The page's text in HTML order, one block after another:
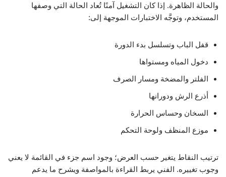
والحالة الظاهرة. إذا كان التشغيل آمنًا تُعاد الحالة التي وصفها
المستخدم، وتوجَّه الاختبارات الموجهة إلى:
قفل الباب وتسلسل بدء الدورة
دخول المياه ومستواها
الفلتر والمضخة ومسار الصرف
أذرع الرش ودورانها
السخان وحساس الحرارة
موزع المنظف ولوحة التحكم
ترتيب النقاط يتغير حسب العرض؛ وجود اسم جزء في القائمة لا يعني
وجوب تغييره. الفني يربط القراءة بالمواصفة ويشرح ما يدعم